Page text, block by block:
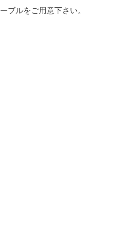
ブルをご用意下さい。